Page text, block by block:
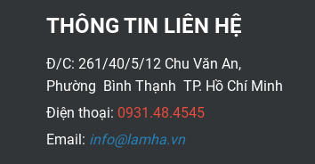
THÔNG TIN LIÊN HỆ
Đ/C: 261/40/5/12 Chu Văn An,
Phường Bình Thạnh TP. Hồ Chí Minh
Điện thoại: 0931.48.4545
Email: info@lamha.vn